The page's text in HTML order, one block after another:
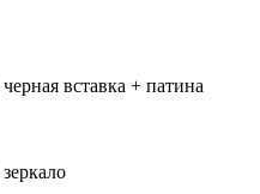
вставка + патина